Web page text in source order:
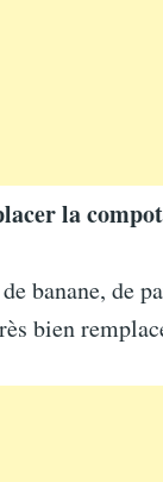
la
banane, de
bien